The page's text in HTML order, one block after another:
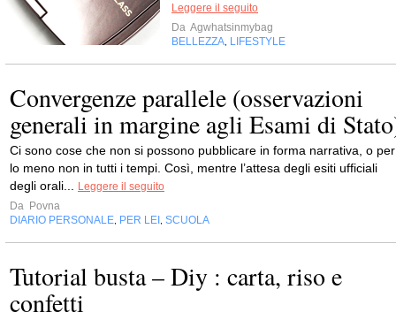
Leggere il seguito
Da Agwhatsinmybag
BELLEZZA LIFESTYLE
Convergenze parallele (osservazioni
generali in margine agli Esami di
Ci sono cose che non si possono pubblicare in forma narrativa, o per
lo meno non in tutti i tempi. Così, mentre l’attesa degli esiti ufficiali
degli orali...
Leggere il seguito
Da Povna
DIARIO PERSONALE PER LEI SCUOLA
Tutorial busta – Diy : carta, riso e
confetti